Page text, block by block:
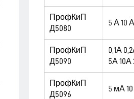
ПрофКиП
Д5080
5 А 10 А
ПрофКиП
Д5090
0,1А
5А 10А
ПрофКиП
Д5096
5 мА